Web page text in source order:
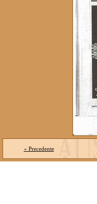
« Precedente